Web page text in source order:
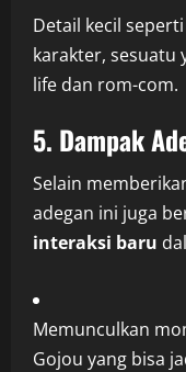
Detail kecil
karakter, sesuatu
life dan rom-com.
5. Dampak
Selain
adegan ini juga
interaksi baru
Memunculkan
Gojou yang bisa